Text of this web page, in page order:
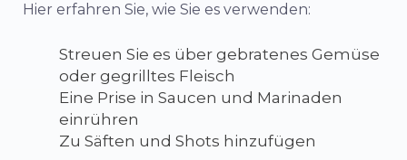
Hier erfahren Sie, wie Sie es verwenden:
Streuen Sie es über gebratenes Gemüse
oder gegrilltes Fleisch
Eine Prise in Saucen und Marinaden
einrühren
Zu Säften und Shots hinzufügen